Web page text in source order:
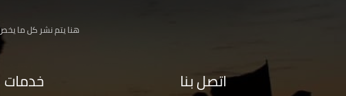
هنا يتم نشر كل ما
اتصل بنا خدمات